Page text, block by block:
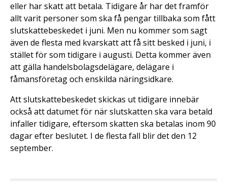
eller har skatt att betala. Tidigare år har det framför
allt varit personer som ska få pengar tillbaka som fått
slutskattebeskedet i juni. Men nu kommer som sagt
även de flesta med kvarskatt att få sitt besked i juni, i
stället för som tidigare i augusti. Detta kommer även
att gälla handelsbolagsdelägare, delägare i
fåmansföretag och enskilda näringsidkare.
Att slutskattebeskedet skickas ut tidigare innebär
också att datumet för när slutskatten ska vara betald
infaller tidigare, eftersom skatten ska betalas inom 90
dagar efter beslutet. I de flesta fall blir det den 12
september.